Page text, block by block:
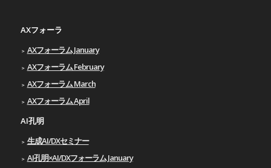
AXフォーラ
AXフォーラム January
AXフォーラム February
AXフォーラム March
AXフォーラム April
AI孔明
生成AI/DXセミナー
AI孔明×AI/DXフォーラム January